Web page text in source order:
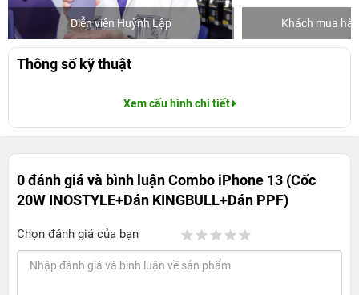
Diễn viên Huỳnh Lập Khách mua
Thông số kỹ thuật
Xem cấu hình chi tiết
0 đánh giá và bình luậnCombo iPhone 13 (Cốc
20W INOSTYLE+Dán KINGBULL+Dán PPF)
Chọn đánh giá của bạn